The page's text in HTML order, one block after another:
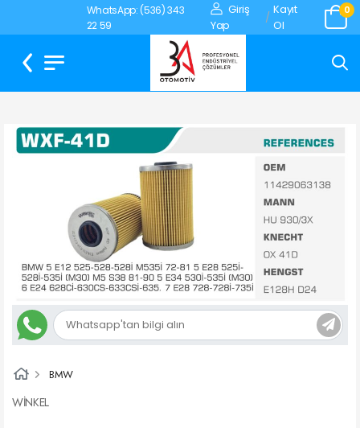
WhatsApp: (536) 343
22 59
Giriş
Yap
/
Kayıt
Ol
0
BMW
WİNKEL